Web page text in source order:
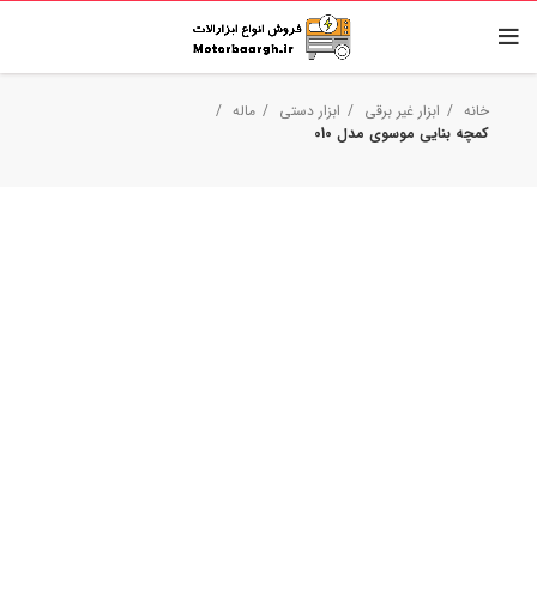
خانه ابزار غیر برقی ابزار دستی
ماله
کمچه بنایی موسوی مدل 010